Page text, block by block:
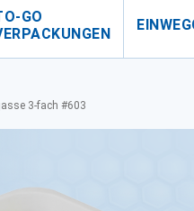
GO
3-fach #603